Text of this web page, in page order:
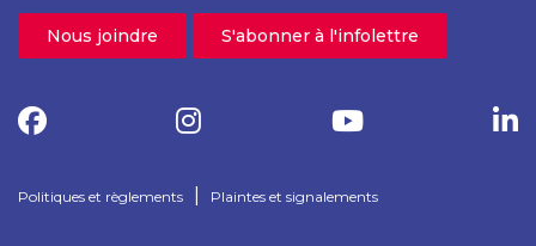
Nous joindre S'abonner à l'infolettre
Politiques et règlements Plaintes et signalements